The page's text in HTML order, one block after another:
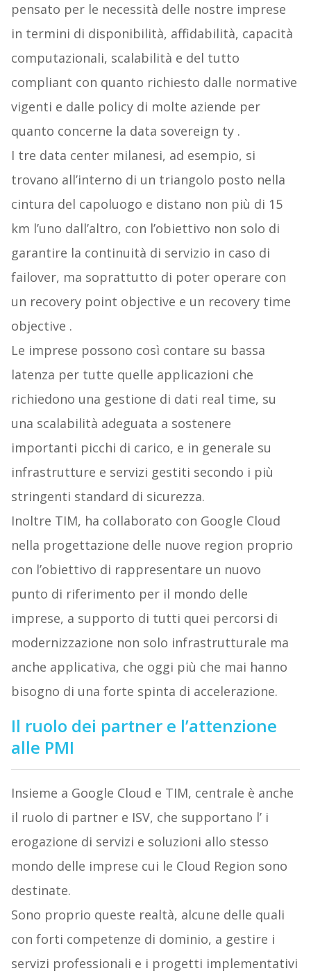
pensato per le necessità delle nostre imprese
in termini di disponibilità, affidabilità, capacità
computazionali, scalabilità e del tutto
compliant con quanto richiesto dalle normative
vigenti e dalle policy di molte aziende per
quanto concerne la data sovereign ty .
I tre data center milanesi, ad esempio, si
trovano all’interno di un triangolo posto nella
cintura del capoluogo e distano non più di 15
km l’uno dall’altro, con l’obiettivo non solo di
garantire la continuità di servizio in caso di
failover, ma soprattutto di poter operare con
un recovery point objective e un recovery time
objective .
Le imprese possono così contare su bassa
latenza per tutte quelle applicazioni che
richiedono una gestione di dati real time, su
una scalabilità adeguata a sostenere
importanti picchi di carico, e in generale su
infrastrutture e servizi gestiti secondo i più
stringenti standard di sicurezza.
Inoltre TIM, ha collaborato con Google Cloud
nella progettazione delle nuove region proprio
con l’obiettivo di rappresentare un nuovo
punto di riferimento per il mondo delle
imprese, a supporto di tutti quei percorsi di
modernizzazione non solo infrastrutturale ma
anche applicativa, che oggi più che mai hanno
bisogno di una forte spinta di accelerazione.
Il ruolo dei partner e l’attenzione
alle PMI
Insieme a Google Cloud e TIM, centrale è anche
il ruolo di partner e ISV, che supportano l’ i
erogazione di servizi e soluzioni allo stesso
mondo delle imprese cui le Cloud Region sono
destinate.
Sono proprio queste realtà, alcune delle quali
con forti competenze di dominio, a gestire i
servizi professionali e i progetti implementativi